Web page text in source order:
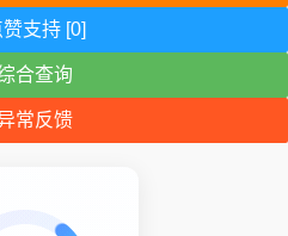
赞支持 [0]
合查询
常反馈